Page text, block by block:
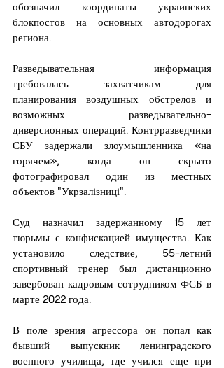
обозначил координаты украинских
блокпостов на основных автодорогах
региона.
Разведывательная информация
требовалась захватчикам для
планирования воздушных обстрелов и
возможных разведывательно-
диверсионных операций. Контрразведчики
СБУ задержали злоумышленника «на
горячем», когда он скрыто
фотографировал один из местных
объектов "Укрзалізниці".
Суд назначил задержанному 15 лет
тюрьмы с конфискацией имущества. Как
установило следствие, 55-летний
спортивный тренер был дистанционно
завербован кадровым сотрудником ФСБ в
марте 2022 года.
В поле зрения агрессора он попал как
бывший выпускник ленинградского
военного училища, где учился еще при